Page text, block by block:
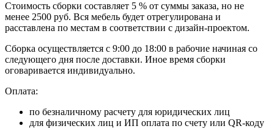
Стоимость сборки составляет 5 % от суммы заказа, но не
менее 2500 руб. Вся мебель будет отрегулирована и
расставлена по местам в соответствии с дизайн-проектом.
Сборка осуществляется с 9:00 до 18:00 в рабочие начиная со
следующего дня после доставки. Иное время сборки
оговаривается индивидуально.
Оплата:
по безналичному расчету для юридических лиц
для физических лиц и ИП оплата по счету или QR-коду